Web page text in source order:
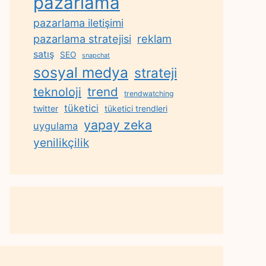
pazarlama iletişimi
pazarlama stratejisi reklam
satış SEO snapchat
sosyal medya strateji
teknoloji trend trendwatching
twitter tüketici tüketici trendleri
uygulama yapay zeka
yenilikçilik